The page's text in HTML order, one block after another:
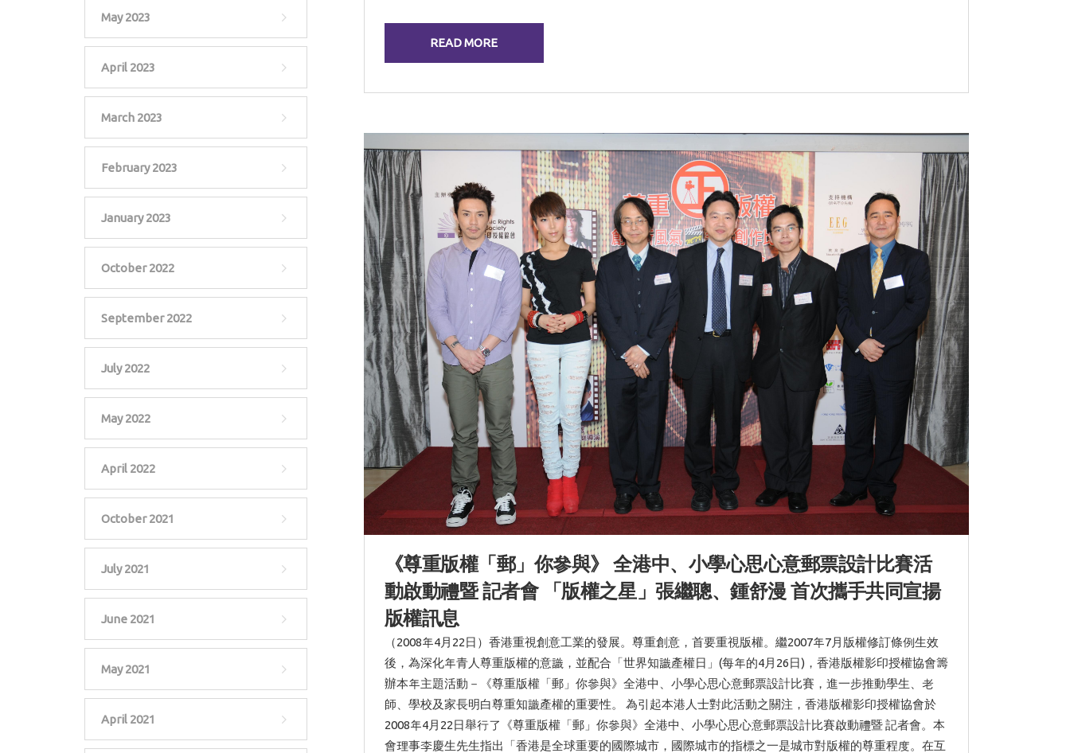
May 2023
April 2023
March 2023
February 2023
January 2023
October 2022
September 2022
July 2022
May 2022
April 2022
October 2021
July 2021
June 2021
May 2021
April 2021
READ MORE
《尊重版權「郵」你參與》 全港中、小學心思心意郵票設計比賽活
動啟動禮暨 記者會 「版權之星」張繼聰、鍾舒漫 首次攜手共同宣揚
版權訊息
（2008年4月22日）香港重視創意工業的發展。尊重創意，首要重視版權。繼2007年7月版權修訂條例生效
後，為深化年青人尊重版權的意識，並配合「世界知識產權日」(每年的4月26日)，香港版權影印授權協會籌
辦本年主題活動－《尊重版權「郵」你參與》全港中、小學心思心意郵票設計比賽，進一步推動學生、老
師、學校及家長明白尊重知識產權的重要性。 為引起本港人士對此活動之關注，香港版權影印授權協會於
2008年4月22日舉行了《尊重版權「郵」你參與》全港中、小學心思心意郵票設計比賽啟動禮暨 記者會。本
會理事李慶生先生指出「香港是全球重要的國際城市，國際城市的指標之一是城市對版權的尊重程度。在互